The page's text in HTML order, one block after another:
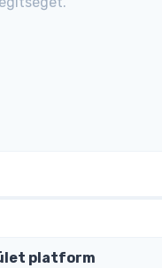
platform